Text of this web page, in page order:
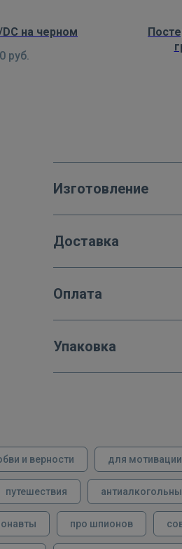
на черном
руб.
Изготовление
Доставка
Оплата
Упаковка
и верности для
путешествия
про шпионов